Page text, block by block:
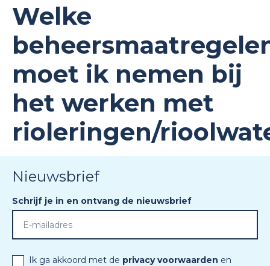
Welke
moet ik nemen bij
het werken met
rioleringen/
Nieuwsbrief
Schrijf je in en ontvang de nieuwsbrief
Ik ga akkoord met de privacy voorwaarden en